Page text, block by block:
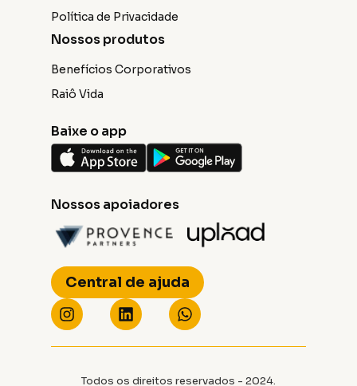
Política de Privacidade
Nossos produtos
Benefícios Corporativos
Raiô Vida
Baixe o app
Nossos apoiadores
Central de ajuda
Todos os direitos reservados - 2024.